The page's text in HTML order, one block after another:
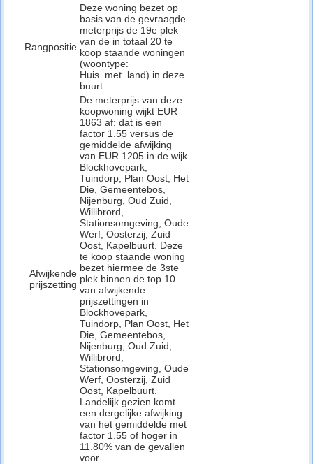
Rangpositie
Deze woning bezet op
basis van de gevraagde
meterprijs de 19e plek
van de in totaal 20 te
koop staande woningen
(woontype:
Huis_met_land) in deze
buurt.
Afwijkende
prijszetting
De meterprijs van deze
koopwoning wijkt EUR
1863 af: dat is een
factor 1.55 versus de
gemiddelde afwijking
van EUR 1205 in de wijk
Blockhovepark,
Tuindorp, Plan Oost, Het
Die, Gemeentebos,
Nijenburg, Oud Zuid,
Willibrord,
Stationsomgeving, Oude
Werf, Oosterzij, Zuid
Oost, Kapelbuurt. Deze
te koop staande woning
bezet hiermee de 3ste
plek binnen de top 10
van afwijkende
prijszettingen in
Blockhovepark,
Tuindorp, Plan Oost, Het
Die, Gemeentebos,
Nijenburg, Oud Zuid,
Willibrord,
Stationsomgeving, Oude
Werf, Oosterzij, Zuid
Oost, Kapelbuurt.
Landelijk gezien komt
een dergelijke afwijking
van het gemiddelde met
factor 1.55 of hoger in
11.80% van de gevallen
voor.